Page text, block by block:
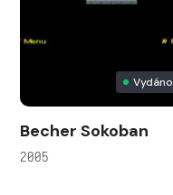
Vydáno
Becher Sokoban
2005